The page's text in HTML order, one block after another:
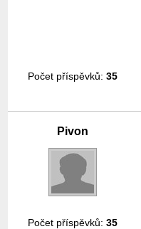
Počet příspěvků: 35
Pivon
Počet příspěvků: 35